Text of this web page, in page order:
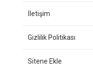
İletişim
Gizlilik Politikası
Sitene Ekle